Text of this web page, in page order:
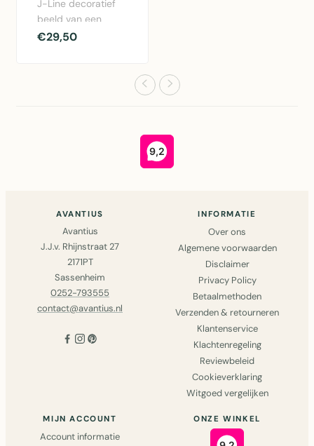
J-Line decoratief
beeld van een
kussend stel met
€29,50
AVANTIUS
Avantius
J.J.v. Rhijnstraat 27
2171PT
Sassenheim
0252-793555
contact@avantius.nl
INFORMATIE
Over ons
Algemene voorwaarden
Disclaimer
Privacy Policy
Betaalmethoden
Verzenden & retourneren
Klantenservice
Klachtenregeling
Reviewbeleid
Cookieverklaring
Witgoed vergelijken
MIJN ACCOUNT
Account informatie
ONZE WINKEL